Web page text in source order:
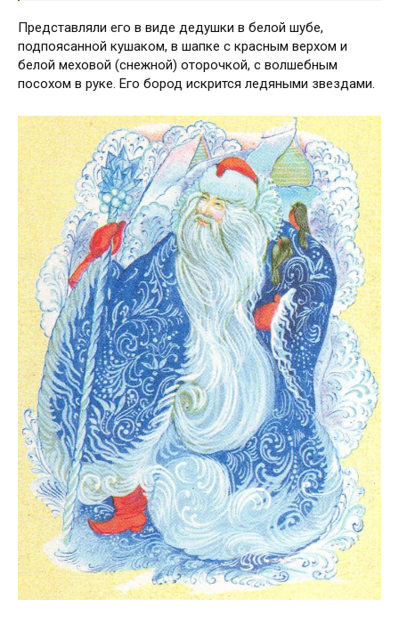
Представляли его в виде дедушки в белой шубе,
подпоясанной кушаком, в шапке с красным верхом и
белой меховой (снежной) оторочкой, с волшебным
посохом в руке. Его бород искрится ледяными звездами.